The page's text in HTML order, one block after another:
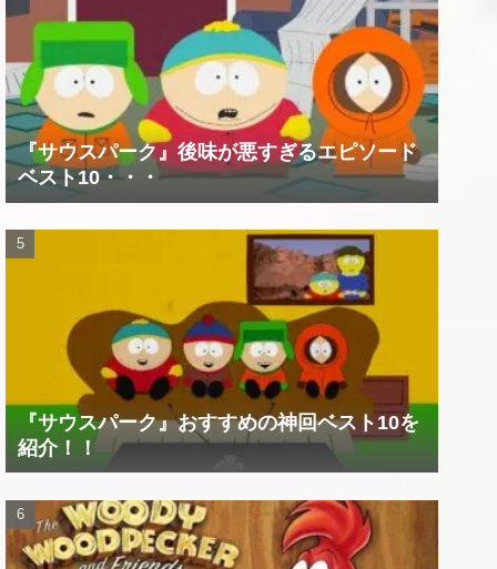
『サウスパーク』後味が悪すぎるエピソード
ベスト10・・・
『サウスパーク』おすすめの神回ベスト10を
紹介！！